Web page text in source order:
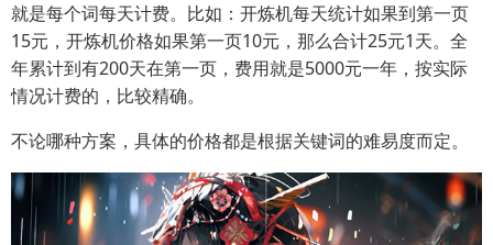
就是每个词每天计费。比如：开炼机每天统计如果到第一页
15元，开炼机价格如果第一页10元，那么合计25元1天。全
年累计到有200天在第一页，费用就是5000元一年，按实际
情况计费的，比较精确。
不论哪种方案，具体的价格都是根据关键词的难易度而定。